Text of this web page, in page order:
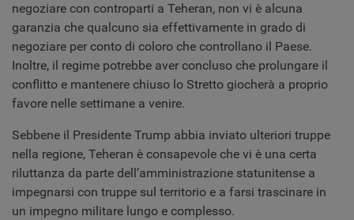
negoziare con controparti a Teheran, non vi è alcuna
garanzia che qualcuno sia effettivamente in grado di
negoziare per conto di coloro che controllano il Paese.
Inoltre, il regime potrebbe aver concluso che prolungare il
conflitto e mantenere chiuso lo Stretto giocherà a proprio
favore nelle settimane a venire.
Sebbene il Presidente Trump abbia inviato ulteriori truppe
nella regione, Teheran è consapevole che vi è una certa
riluttanza da parte dell’amministrazione statunitense a
impegnarsi con truppe sul territorio e a farsi trascinare in
un impegno militare lungo e complesso.